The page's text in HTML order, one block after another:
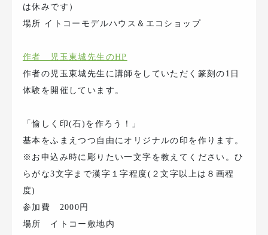
は休みです）
場所 イトコーモデルハウス＆エコショップ
作者 児玉東城先生のHP
作者の児玉東城先生に講師をしていただく篆刻の1日
体験を開催しています。
「愉しく印(石)を作ろう！」
基本をふまえつつ自由にオリジナルの印を作ります。
※お申込み時に彫りたい一文字を教えてください。ひ
らがな3文字まで漢字１字程度(２文字以上は８画程
度)
参加費 2000円
場所 イトコー敷地内